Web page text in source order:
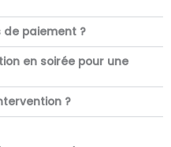
paiement ?
en soirée pour une
?